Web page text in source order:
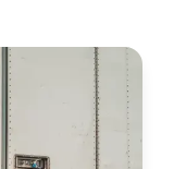
sumu?
a